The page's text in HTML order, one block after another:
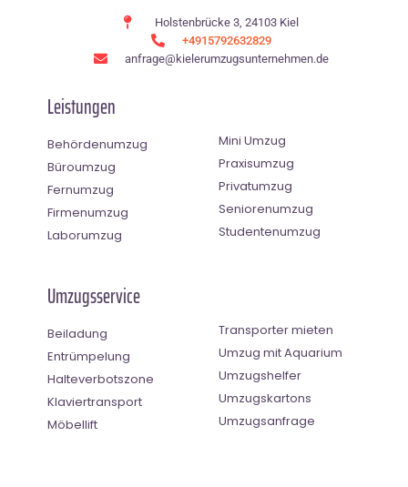
Holstenbrücke 3, 24103 Kiel
+4915792632829
anfrage@kielerumzugsunternehmen.de
Leistungen
Behördenumzug
Büroumzug
Fernumzug
Firmenumzug
Laborumzug
Mini Umzug
Praxisumzug
Privatumzug
Seniorenumzug
Studentenumzug
Umzugsservice
Beiladung
Entrümpelung
Halteverbotszone
Klaviertransport
Möbellift
Transporter mieten
Umzug mit Aquarium
Umzugshelfer
Umzugskartons
Umzugsanfrage